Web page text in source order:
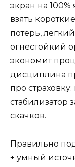
экран на
взять
потерь,
огнестойкий
экономит
дисциплина
про
стабилизатор
скачков.
Правильно
+ умный